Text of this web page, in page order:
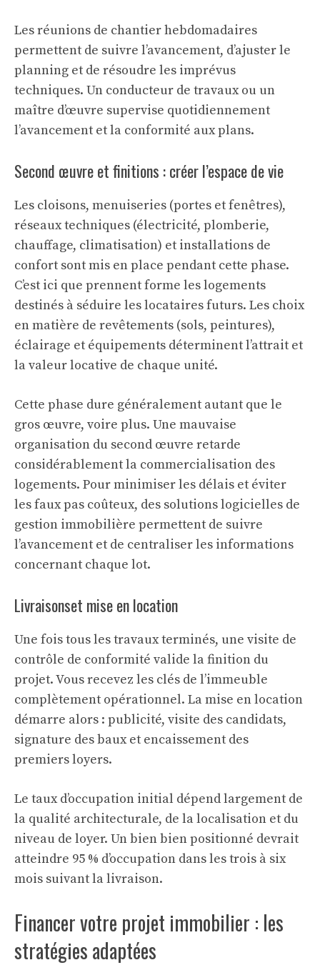
Les réunions de chantier hebdomadaires
permettent de suivre l’avancement, d’ajuster le
planning et de résoudre les imprévus
techniques. Un conducteur de travaux ou un
maître d’œuvre supervise quotidiennement
l’avancement et la conformité aux plans.
Second œuvre et finitions : créer l’espace de vie
Les cloisons, menuiseries (portes et fenêtres),
réseaux techniques (électricité, plomberie,
chauffage, climatisation) et installations de
confort sont mis en place pendant cette phase.
C’est ici que prennent forme les logements
destinés à séduire les locataires futurs. Les choix
en matière de revêtements (sols, peintures),
éclairage et équipements déterminent l’attrait et
la valeur locative de chaque unité.
Cette phase dure généralement autant que le
gros œuvre, voire plus. Une mauvaise
organisation du second œuvre retarde
considérablement la commercialisation des
logements. Pour minimiser les délais et éviter
les faux pas coûteux, des solutions logicielles de
gestion immobilière permettent de suivre
l’avancement et de centraliser les informations
concernant chaque lot.
Livraisonset mise en location
Une fois tous les travaux terminés, une visite de
contrôle de conformité valide la finition du
projet. Vous recevez les clés de l’immeuble
complètement opérationnel. La mise en location
démarre alors : publicité, visite des candidats,
signature des baux et encaissement des
premiers loyers.
Le taux d’occupation initial dépend largement de
la qualité architecturale, de la localisation et du
niveau de loyer. Un bien bien positionné devrait
atteindre 95 % d’occupation dans les trois à six
mois suivant la livraison.
Financer votre projet immobilier : les
stratégies adaptées